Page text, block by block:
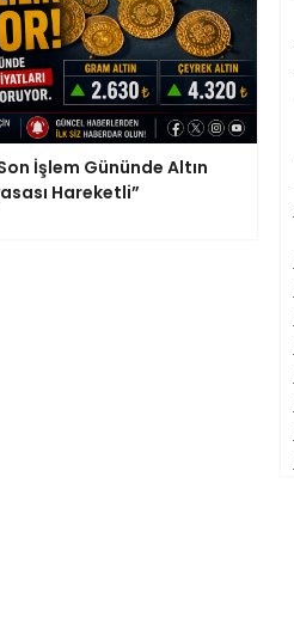
İşlem Gününde Altın
Hareketli”